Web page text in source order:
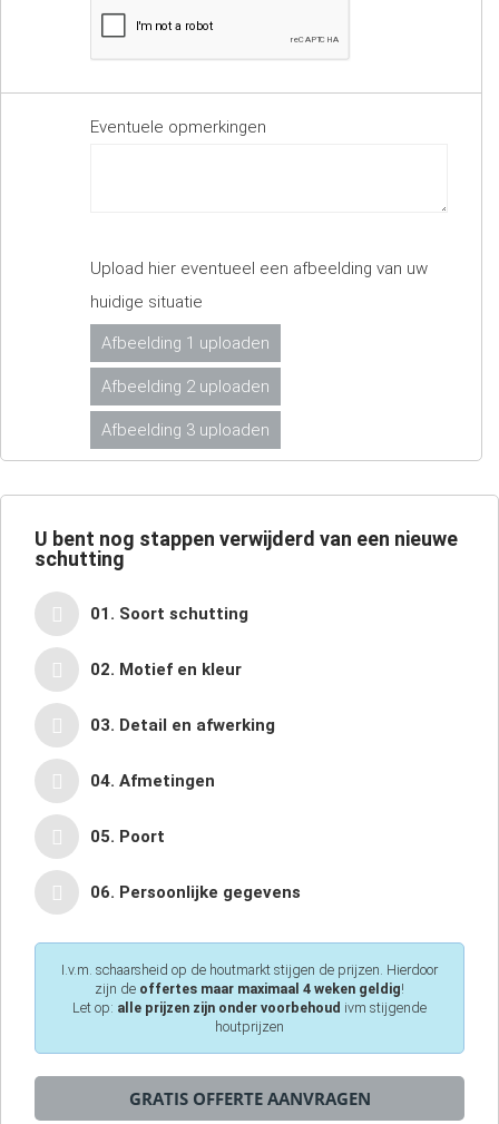
Eventuele opmerkingen
Upload hier eventueel een afbeelding van uw
huidige situatie
Afbeelding 1 uploaden
Afbeelding 2 uploaden
Afbeelding 3 uploaden
U bent nog stappen verwijderd van een nieuwe
schutting
01. Soort schutting
02. Motief en kleur
03. Detail en afwerking
04. Afmetingen
05. Poort
06. Persoonlijke gegevens
I.v.m. schaarsheid op de houtmarkt stijgen de prijzen. Hierdoor
zijn de offertes maar maximaal 4 weken geldig!
Let op: alle prijzen zijn onder voorbehoud ivm stijgende
houtprijzen